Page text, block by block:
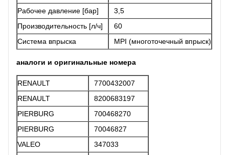
Рабочее давление [бар]
3,5
Производительность [л/ч]
60
Система впрыска
MPI (многоточечный впрыск)
аналоги и оригинальные номера
RENAULT
7700432007
RENAULT
8200683197
PIERBURG
700468270
PIERBURG
70046827
VALEO
347033